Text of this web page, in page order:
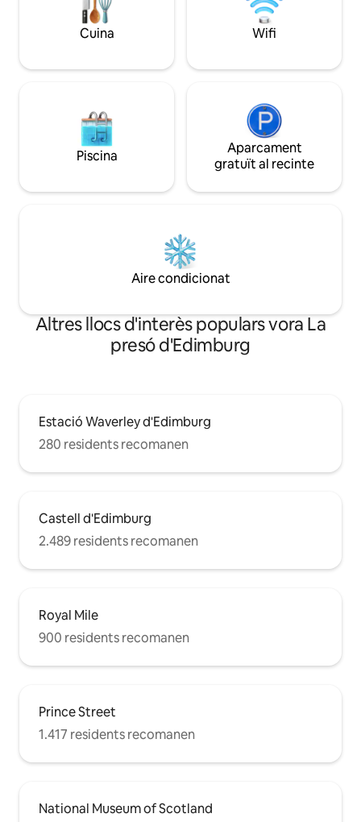
antic d'Edimburg. Propietat sencera.
Estaré a la zona i sempre estaré
disponible si tens alguna pregunta o
antic, el pis es troba a pocs passos de les
s'alineen als carrers i carrerons
pintorescs de la zona. És un punt de
partida ideal per visitar molts museus i
llocs històrics. Aquest pis es troba a la
turístics periòdicament, igual que els
El transport des de l'aeroport pot ser en
autobús o tramvia i ambdues parades
estan a 5 minuts a peu del turó fins al pis.
aquesta
aquesta visió
Cuina Wifi
Piscina
Aparcament
gratuït al recinte
Aire condicionat
Altres llocs d'interès populars vora La
presó d'Edimburg
Estació Waverley d'Edimburg
280 residents recomanen
Castell d'Edimburg
2.489 residents recomanen
Royal Mile
900 residents recomanen
Prince Street
1.417 residents recomanen
National Museum of Scotland